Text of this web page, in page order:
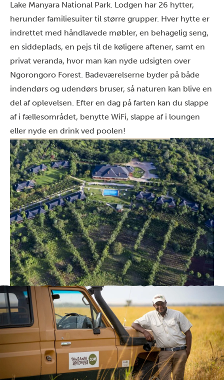
Lake Manyara National Park. Lodgen har 26 hytter,
herunder familiesuiter til større grupper. Hver hytte er
indrettet med håndlavede møbler, en behagelig seng,
en siddeplads, en pejs til de køligere aftener, samt en
privat veranda, hvor man kan nyde udsigten over
Ngorongoro Forest. Badeværelserne byder på både
indendørs og udendørs bruser, så naturen kan blive en
del af oplevelsen. Efter en dag på farten kan du slappe
af i fællesområdet, benytte WiFi, slappe af i loungen
eller nyde en drink ved poolen!